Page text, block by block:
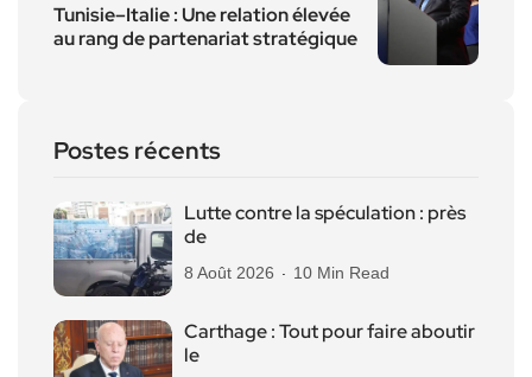
Tunisie–Italie : Une relation élevée
au rang de partenariat stratégique
Postes récents
Lutte contre la spéculation : près
de
8 Août 2026 10 Min Read
Carthage : Tout pour faire aboutir
le